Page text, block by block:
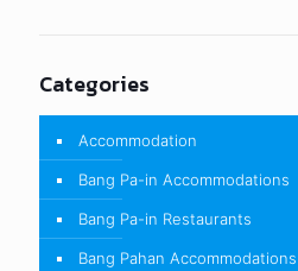
Categories
Accommodation
Bang Pa-in Accommodations
Bang Pa-in Restaurants
Bang Pahan Accommodations